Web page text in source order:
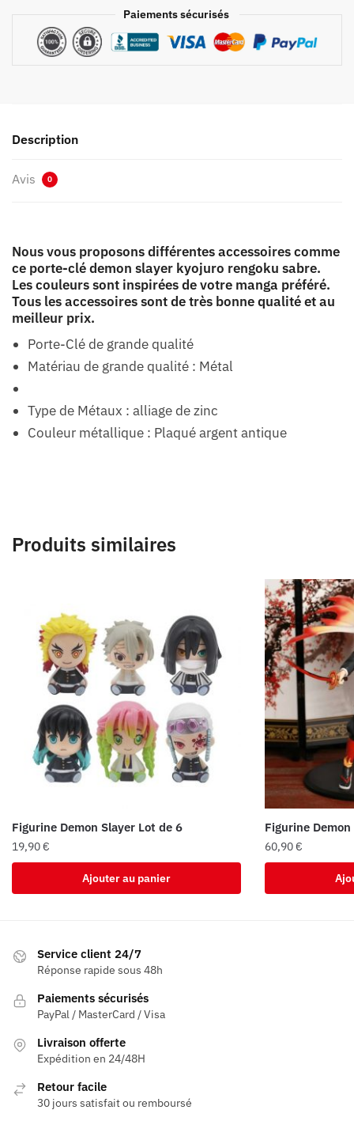
Paiements sécurisés
Description
Avis 0
Nous vous proposons différentes accessoires comme
ce porte-clé demon slayer kyojuro rengoku sabre.
Les couleurs sont inspirées de votre manga préféré.
Tous les accessoires sont de très bonne qualité et au
meilleur prix.
Porte-Clé de grande qualité
Matériau de grande qualité : Métal
Type de Métaux : alliage de zinc
Couleur métallique : Plaqué argent antique
Produits similaires
Figurine Demon Slayer Lot de 6
19,90€
Ajouter au panier
Figurine
60,90€
Service client 24/7
Réponse rapide sous 48h
Paiements sécurisés
PayPal / MasterCard / Visa
Livraison offerte
Expédition en 24/48H
Retour facile
30 jours satisfait ou remboursé